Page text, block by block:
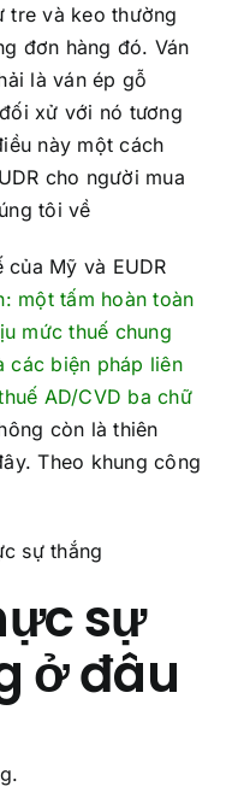
tre và keo thường
đơn hàng đó. Ván
là ván ép gỗ
xử với nó tương
này một cách
cho người mua
tôi về
Mỹ và EUDR
một tấm hoàn toàn
mức thuế chung
các biện pháp liên
AD/CVD ba chữ
còn là thiên
Theo khung công
sự thắng
sự
ở đâu